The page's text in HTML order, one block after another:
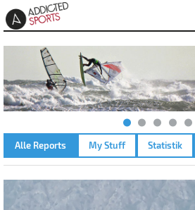
Alle Reports My Stuff Statistik
GARDASEE - NAVENE –